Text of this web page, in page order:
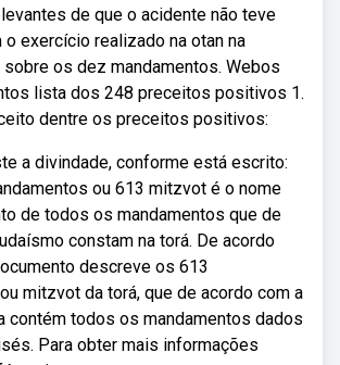
de que o acidente não teve
o exercício realizado na otan na
os dez mandamentos. Webos
lista dos 248 preceitos positivos 1.
dentre os preceitos positivos:
a divindade, conforme está escrito:
ou 613 mitzvot é o nome
de todos os mandamentos que de
constam na torá. De acordo
descreve os 613
mitzvot da torá, que de acordo com a
contém todos os mandamentos dados
Para obter mais informações